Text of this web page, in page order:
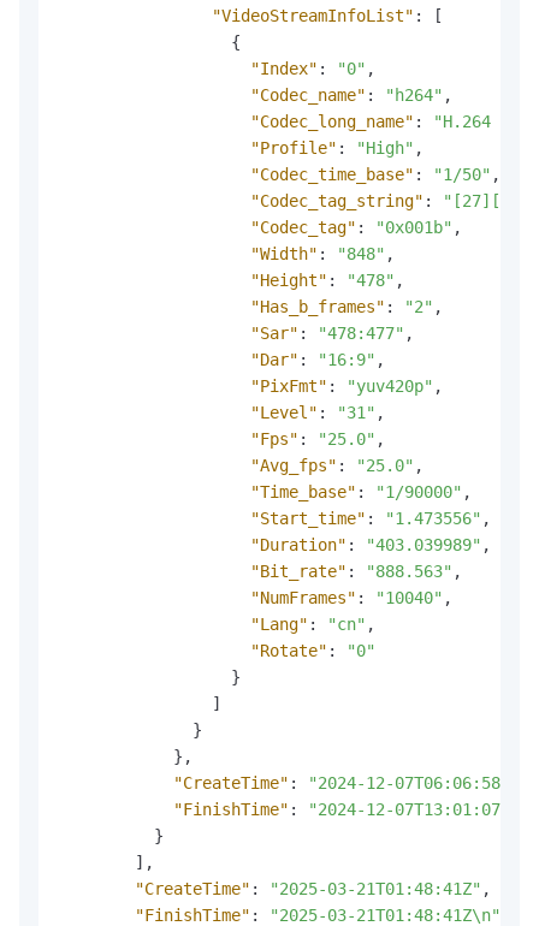
"VideoStreamInfoList" :
[
{
"Index" : "0" ,
"Codec_name" : "h264" ,
"Codec_long_name" :
"H.264 /
"Profile" : "High" ,
"Codec_time_base" : "1/50" ,
"Codec_tag_string" :
"Codec_tag" : "0x001b" ,
"Width" : "848" ,
"Height" : "478" ,
"Has_b_frames" : "2" ,
"Sar" : "478:477" ,
"Dar" : "16:9" ,
"PixFmt" : "yuv420p" ,
"Level" : "31" ,
"Fps" : "25.0" ,
"Avg_fps" : "25.0" ,
"Time_base" : "1/90000" ,
"Start_time" : "1.473556" ,
"Duration" : "403.039989" ,
"Bit_rate" : "888.563" ,
"NumFrames" : "10040" ,
"Lang" : "cn" ,
"Rotate" :
"0"
}
]
}
} ,
"CreateTime" : "2024-12-07T06:06:58Z"
"FinishTime" :
"2024-12-07T13:01:07Z"
}
] ,
"CreateTime" : "2025-03-21T01:48:41Z" ,
"FinishTime" :
"2025-03-21T01:48:41Z\n"